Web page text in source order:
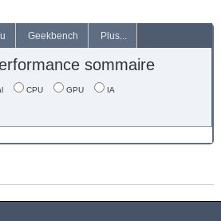
Geekbench Plus...
sommaire
CPU GPU IA